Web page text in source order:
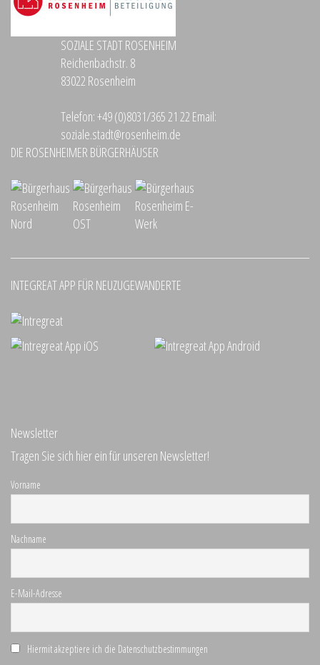
SOZIALE STADT ROSENHEIM
Reichenbachstr. 8
83022 Rosenheim
Telefon:+49 (0)8031/365 21 22 Email:
soziale.stadt@rosenheim.de
DIE ROSENHEIMER BÜRGERHÄUSER
INTEGREAT APP FÜR NEUZUGEWANDERTE
Newsletter
Tragen Sie sich hier ein für unseren Newsletter!
Vorname
Nachname
E-Mail-Adresse
Hiermit akzeptiere ich die Datenschutzbestimmungen